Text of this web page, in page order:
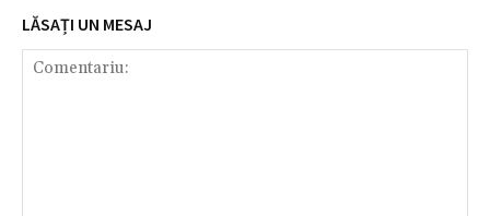
LĂSAȚI UN MESAJ